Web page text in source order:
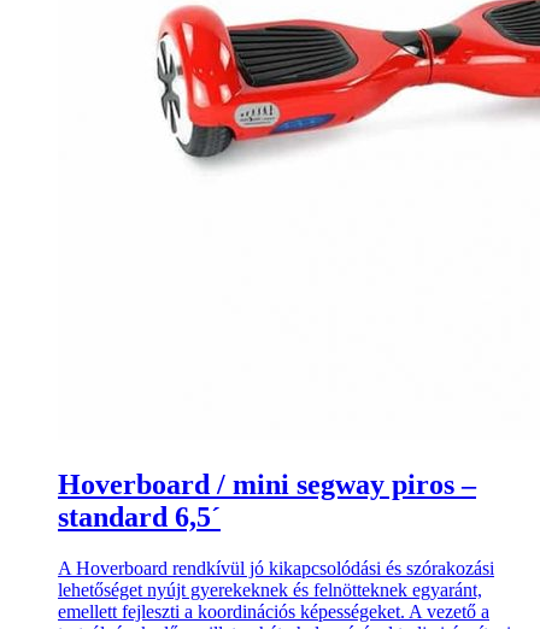
Hoverboard / mini segway piros –
standard 6,5´
A Hoverboard rendkívül jó kikapcsolódási és szórakozási
lehetőséget nyújt gyerekeknek és felnötteknek egyaránt,
emellett fejleszti a koordinációs képességeket. A vezető a